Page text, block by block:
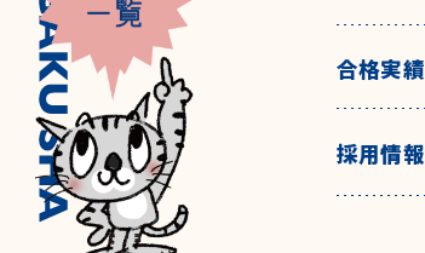
合格実績
採用情報